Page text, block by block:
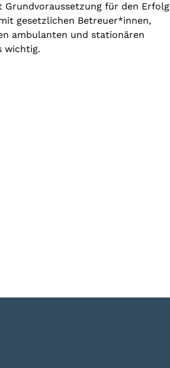
für den Erfolg
gesetzlichen Betreuer*innen,
ambulanten und stationären
wichtig.